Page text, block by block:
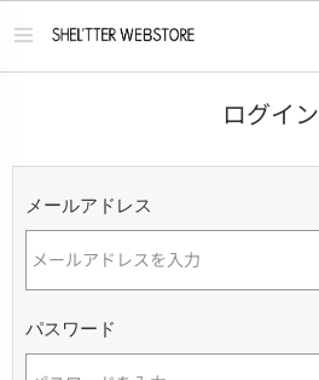
メ
ログイン
メールアドレス
パスワード